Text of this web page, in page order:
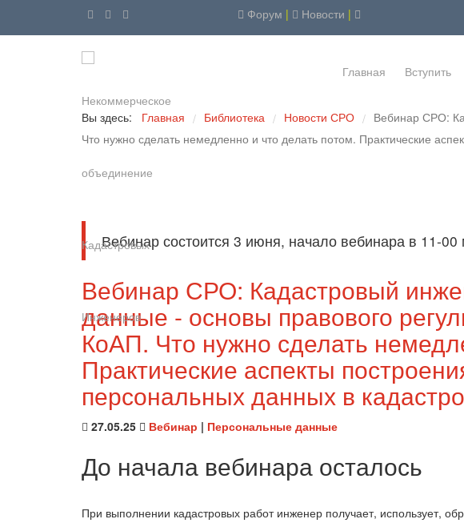
Форум | Новости |
Главная Вступить
Вы здесь: Главная / Библиотека / Новости СРО / Вебинар СРО:
Что нужно сделать немедленно и что делать потом. Практические
Вебинар состоится 3 июня, начало вебинара в 11-00
Вебинар СРО: Кадастровый
данные - основы правового
КоАП. Что нужно сделать
Практические аспекты
персональных данных в
27.05.25 Вебинар | Персональные данные
До начала вебинара осталось
При выполнении кадастровых работ инженер получает, использует,